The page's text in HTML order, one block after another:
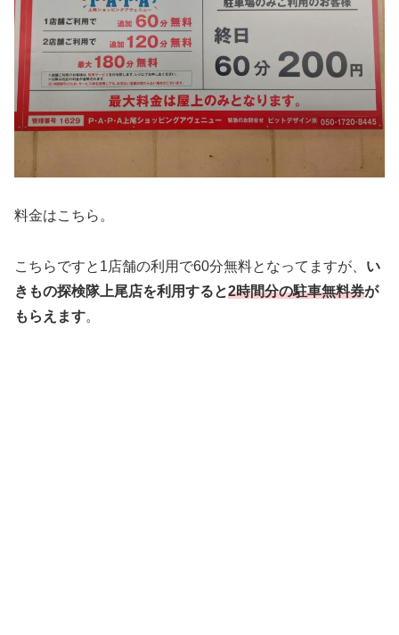
料金はこちら。
こちらですと1店舗の利用で60分無料となってますが、 い
きもの探検隊上尾店を利用すると2時間分の駐車無料券が
もらえます。